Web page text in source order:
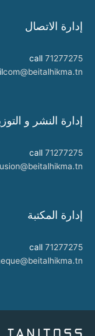
إدارة الاتصال
call 71277275
com@beitalhikma.tn
إدارة النشر و
call 71277275
إدارة المكتبة
call 71277275